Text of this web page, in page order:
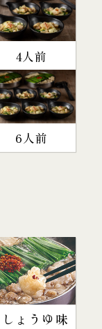
4人前
6人前
ょうゆ味